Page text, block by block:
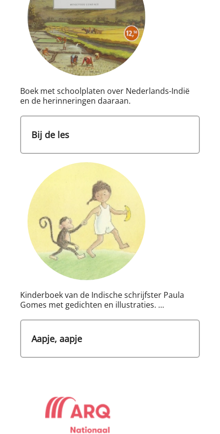
Boek met schoolplaten over Nederlands-Indië
en de herinneringen daaraan.
Bij de les
Kinderboek van de Indische schrijfster Paula
Gomes met gedichten en illustraties. …
Aapje, aapje